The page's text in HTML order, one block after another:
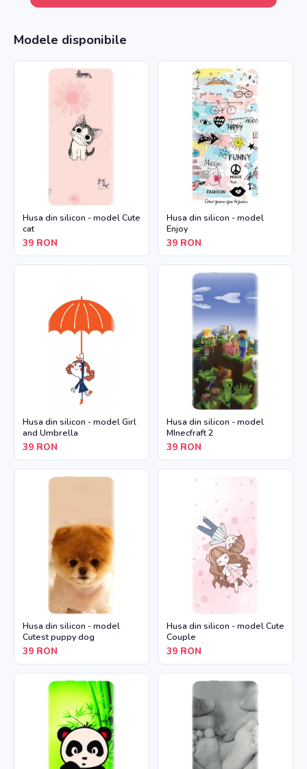
Modele disponibile
Husa din silicon - model Cute
cat
39 RON
Husa din silicon - model
Enjoy
39 RON
Husa din silicon - model Girl
and Umbrella
39 RON
Husa din silicon - model
MInecfraft 2
39 RON
Husa din silicon - model
Cutest puppy dog
39 RON
Husa din silicon - model Cute
Couple
39 RON